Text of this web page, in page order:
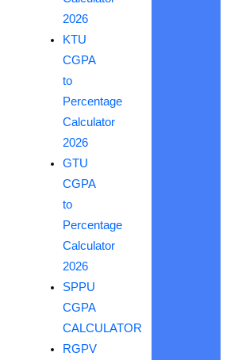
2026
KTU
CGPA
to
Percentage
Calculator
2026
GTU
CGPA
to
Percentage
Calculator
2026
SPPU
CGPA
CALCULATOR
RGPV